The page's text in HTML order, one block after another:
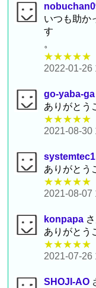
いつも助か
す
。
★★★★★
2022-01-26
go-yaba-ga
ありがとう
★★★★★
2021-08-30
systemtec1
ありがとう
★★★★★
2021-08-07
konpapa
ありがとう
★★★★★
2021-07-26
SHOJI-AO